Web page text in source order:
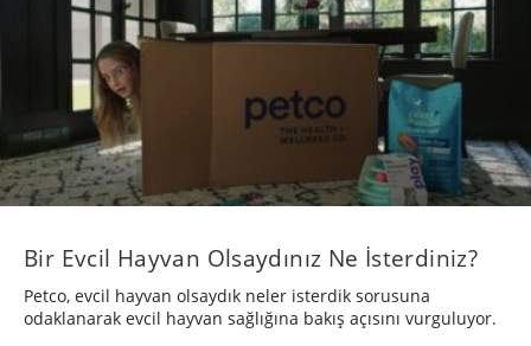
Bir Evcil Hayvan Olsaydınız Ne İsterdiniz?
Petco, evcil hayvan olsaydık neler isterdik sorusuna
odaklanarak evcil hayvan sağlığına bakış açısını vurguluyor.